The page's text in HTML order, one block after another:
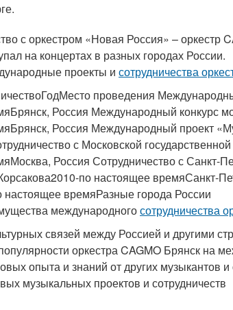
с оркестром «Новая Россия» – оркестр
на концертах в разных городах России.
проекты и сотрудничества
проведения
Россия Международный конкурс
Россия Международный проект
с Московской
Россия Сотрудничество с Санкт-
по настоящее времяСанкт-
настоящее времяРазные города России
международногосотрудничества
связей между Россией и другими
оркестра CAGMO Брянск на
опыта и знаний от других музыкантов и
музыкальных проектов и сотрудничеств